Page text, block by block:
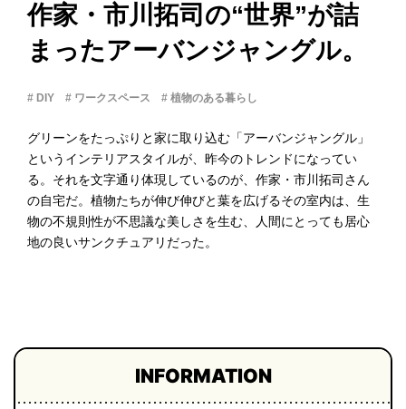
ライフレー
つ
会社概
要
企業の
作家・市川拓司の“世界”が詰
まったアーバンジャングル。
# DIY # ワークスペース # 植物のある暮らし
グリーンをたっぷりと家に取り込む「アーバンジャングル」
というインテリアスタイルが、昨今のトレンドになってい
る。それを文字通り体現しているのが、作家・市川拓司さん
の自宅だ。植物たちが伸び伸びと葉を広げるその室内は、生
物の不規則性が不思議な美しさを生む、人間にとっても居心
地の良いサンクチュアリだった。
INFORMATION